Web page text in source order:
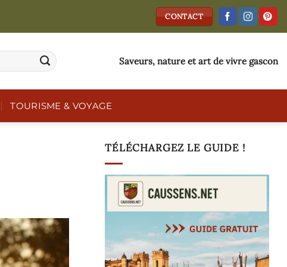
CONTACT
Saveurs, nature et art de vivre gascon
TOURISME & VOYAGE
TÉLÉCHARGEZ LE GUIDE !